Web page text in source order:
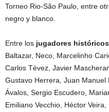
Torneo Rio-São Paulo, entre
negro y blanco.
Entre los jugadores
Baltazar, Neco, Marcelinho
Carlos Tévez, Javier
Gustavo Herrera, Juan
Ávalos, Sergio Escudero,
Emiliano Vecchio, Héctor